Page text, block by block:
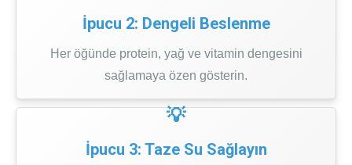
İpucu 2: Dengeli Beslenme
Her öğünde protein, yağ ve vitamin dengesini
sağlamaya özen gösterin.
İpucu 3: Taze Su Sağlayın